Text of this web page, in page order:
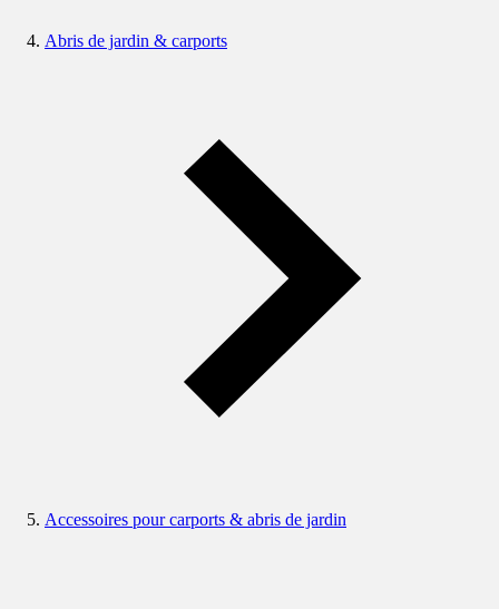
Abris de jardin & carports
Accessoires pour carports & abris de jardin